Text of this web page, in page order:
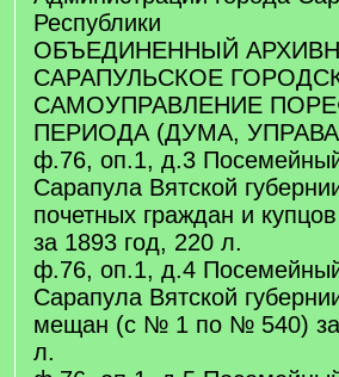
Республики
ОБЪЕДИНЕННЫЙ
САРАПУЛЬСКОЕ
САМОУПРАВЛЕНИЕ
ПЕРИОДА (ДУМА,
ф.76, оп.1, д.3 Посемейный
Сарапула Вятской
почетных граждан и
за 1893 год, 220 л.
ф.76, оп.1, д.4 Посемейный
Сарапула Вятской
мещан (с № 1 по № 540) за
л.